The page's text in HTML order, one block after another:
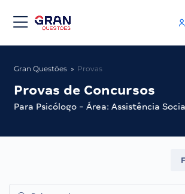
Gran Questões Provas
Provas de Concursos
Para Psicólogo - Área: Assistência Social